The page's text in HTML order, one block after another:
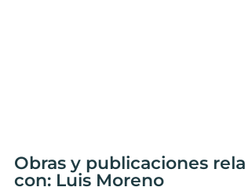
Obras y publicaciones
con: Luis Moreno